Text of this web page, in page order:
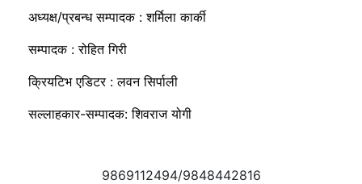
अध्यक्ष/प्रबन्ध सम्पादक : शर्मिला कार्की
सम्पादक : रोहित गिरी
क्रियटिभ एडिटर : लवन सिर्पाली
सल्लाहकार-सम्पादक: शिवराज योगी
9869112494/9848442816